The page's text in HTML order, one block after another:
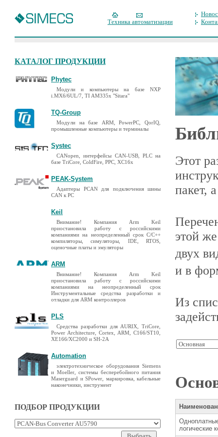
Техника автоматизации
КАТАЛОГ ПРОДУКЦИИ
Phytec
Модули и компьютеры на базе NXP
i.MX6/6UL/7, TI AM335x "Sitara"
TQ-Group
Модули на базе ARM, PowerPC, QorIQ,
промышленные компьютеры и терминалы
Systec
CANopen, интерфейсы CAN-USB, PLC на
базе TriCore, ColdFire, PPC, XC16x
PEAK-System
Адаптеры PCAN для подключения шины
CAN к PC
Keil
Внимание! Компания Arm Keil
приостановила работу с российскими
компаниями на неопределенный срок C/C++
компиляторы, симуляторы, IDE, RTOS,
оценочные платы и эмуляторы
ARM
Внимание! Компания Arm Keil
приостановила работу с российскими
компаниями на неопределенный срок
Инструментальные средства разработки и
отладки для ARM контроллеров
PLS
Средства разработки для AURIX, TriCore,
Power Architecture, Cortex, ARM, C166/ST10,
XE166/XC2000 и SH-2A
Automation
электротехническое оборудования Siemens
и Moeller, системы бесперебойного питания
Maserguard и SPower, маркировка, кабельные
наконечники, инструмент
ПОДБОР ПРОДУКЦИИ
Этот
пакет,
этой
двух
и в
Из
логические